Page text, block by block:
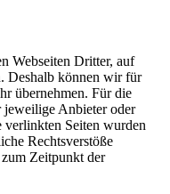
Webseiten Dritter, auf
Deshalb können wir für
übernehmen. Für die
jeweilige Anbieter oder
Seiten wurden
Rechtsverstöße
Zeitpunkt der